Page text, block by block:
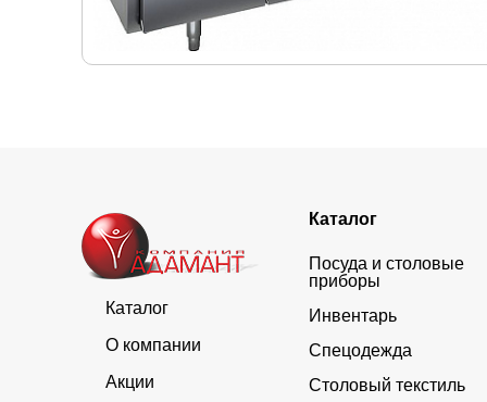
Каталог
О компании
Акции
Каталог
Посуда и столовые
приборы
Инвентарь
Спецодежда
Столовый текстиль